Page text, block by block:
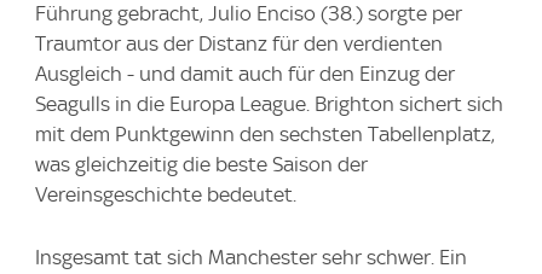
Führung gebracht, Julio Enciso (38.) sorgte per
Traumtor aus der Distanz für den verdienten
Ausgleich - und damit auch für den Einzug der
Seagulls in die Europa League. Brighton sichert sich
mit dem Punktgewinn den sechsten Tabellenplatz,
was gleichzeitig die beste Saison der
Vereinsgeschichte bedeutet.
Insgesamt tat sich Manchester sehr schwer. Ein